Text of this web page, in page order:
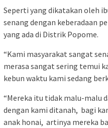
Seperti yang dikatakan oleh
senang dengan keberadaan
yang ada di Distrik Popome.
“Kami masyarakat sangat
merasa sangat sering temui
kebun waktu kami sedang
“Mereka itu tidak malu-malu
dengan kami ditanah, bagi
anak honai, artinya mereka